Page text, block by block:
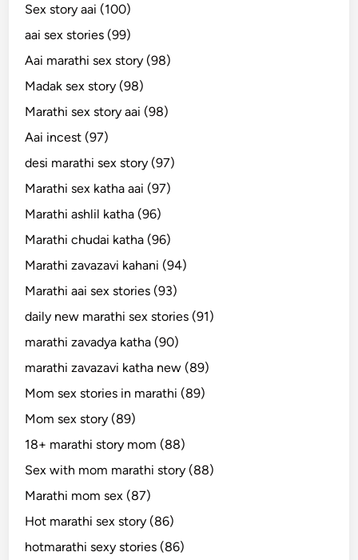
Sex story aai (100)
aai sex stories (99)
Aai marathi sex story (98)
Madak sex story (98)
Marathi sex story aai (98)
Aai incest (97)
desi marathi sex story (97)
Marathi sex katha aai (97)
Marathi ashlil katha (96)
Marathi chudai katha (96)
Marathi zavazavi kahani (94)
Marathi aai sex stories (93)
daily new marathi sex stories (91)
marathi zavadya katha (90)
marathi zavazavi katha new (89)
Mom sex stories in marathi (89)
Mom sex story (89)
18+ marathi story mom (88)
Sex with mom marathi story (88)
Marathi mom sex (87)
Hot marathi sex story (86)
hotmarathi sexy stories (86)